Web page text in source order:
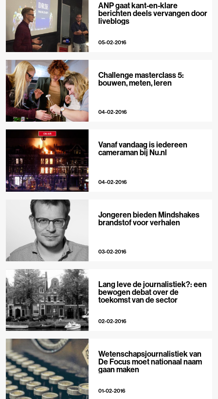
ANP gaat kant-en-klare
berichten deels vervangen door
liveblogs
05-02-2016
Challenge masterclass 5:
bouwen, meten, leren
04-02-2016
Vanaf vandaag is iedereen
cameraman bij Nu.nl
04-02-2016
Jongeren bieden Mindshakes
brandstof voor verhalen
03-02-2016
Lang leve de journalistiek?: een
bewogen debat over de
toekomst van de sector
02-02-2016
Wetenschapsjournalistiek van
De Focus moet nationaal naam
gaan maken
01-02-2016